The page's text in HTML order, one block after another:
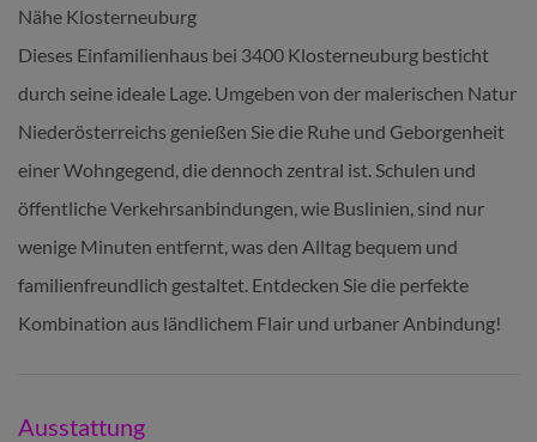
Nähe Klosterneuburg
Dieses Einfamilienhaus bei 3400 Klosterneuburg besticht
durch seine ideale Lage. Umgeben von der malerischen Natur
Niederösterreichs genießen Sie die Ruhe und Geborgenheit
einer Wohngegend, die dennoch zentral ist. Schulen und
öffentliche Verkehrsanbindungen, wie Buslinien, sind nur
wenige Minuten entfernt, was den Alltag bequem und
familienfreundlich gestaltet. Entdecken Sie die perfekte
Kombination aus ländlichem Flair und urbaner Anbindung!
Ausstattung